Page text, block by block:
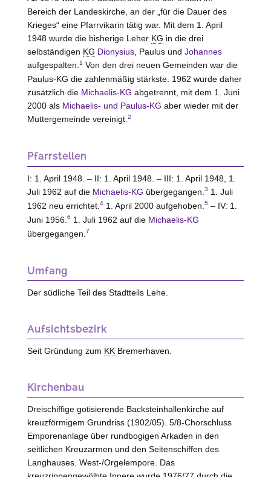
Bereich der Landeskirche, an der „für die Dauer des
Krieges“ eine Pfarrvikarin tätig war. Mit dem 1. April
1948 wurde die bisherige Leher KG in die drei
selbständigen KG Dionysius, Paulus und Johannes
aufgespalten.1 Von den drei neuen Gemeinden war die
Paulus-KG die zahlenmäßig stärkste. 1962 wurde daher
zusätzlich die Michaelis-KG abgetrennt, mit dem 1. Juni
2000 als Michaelis- und Paulus-KG aber wieder mit der
Muttergemeinde vereinigt.2
Pfarrstellen
I: 1. April 1948. – II: 1. April 1948. – III: 1. April 1948, 1.
Juli 1962 auf die Michaelis-KG übergegangen. 3 1. Juli
1962 neu errichtet. 41. April 2000 aufgehoben. 5– IV: 1.
Juni 1956. 6 1. Juli 1962 auf die Michaelis-KG
übergegangen. 7
Umfang
Der südliche Teil des Stadtteils Lehe.
Aufsichtsbezirk
Seit Gründung zum KKBremerhaven.
Kirchenbau
Dreischiffige gotisierende Backsteinhallenkirche auf
kreuzförmigem Grundriss (1902/05). 5/8-Chorschluss
Emporenanlage über rundbogigen Arkaden in den
seitlichen Kreuzarmen und den Seitenschiffen des
Langhauses. West-/Orgelempore. Das